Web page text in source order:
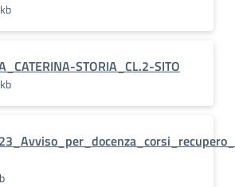
STORIA_CL.2-SITO